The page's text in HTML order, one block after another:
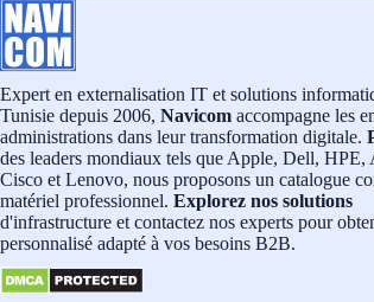
Expert en externalisation IT et solutions
Tunisie depuis 2006, Navicom accompagne les
administrations dans leur transformation digitale.
des leaders mondiaux tels que Apple, Dell, HPE,
Cisco et Lenovo, nous proposons un catalogue
matériel professionnel. Explorez nos solutions
d'infrastructure et contactez nos experts pour
personnalisé adapté à vos besoins B2B.